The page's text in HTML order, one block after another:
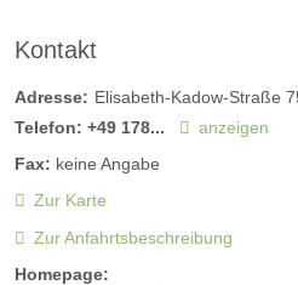
Kontakt
Adresse: Elisabeth-Kadow-Straße
Telefon: +49 178...
anzeigen
Fax: keine Angabe
Zur Karte
Zur Anfahrtsbeschreibung
Homepage: